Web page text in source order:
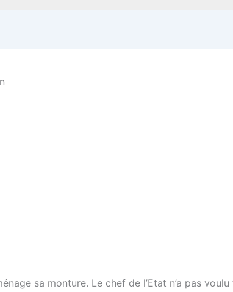
sa monture. Le chef de l’Etat n’a pas